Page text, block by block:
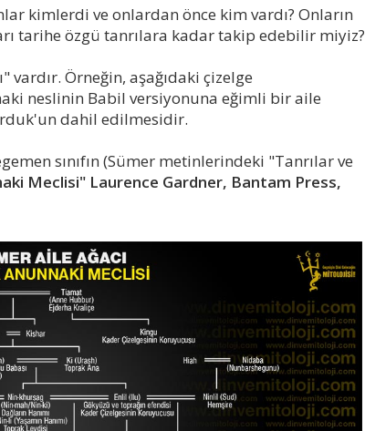
kimlerdi ve onlardan önce kim vardı? Onların
tarihe özgü tanrılara kadar takip edebilir miyiz?
vardır. Örneğin, aşağıdaki çizelge
neslinin Babil versiyonuna eğimli bir aile
dahil edilmesidir.
sınıfın (Sümer metinlerindeki "Tanrılar ve
Meclisi" Laurence Gardner, Bantam Press,